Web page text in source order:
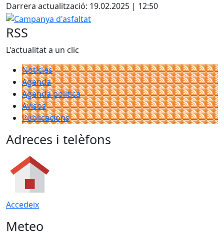
Darrera actualització: 19.02.2025 | 12:50
Campanya d'asfaltat
RSS
L'actualitat a un clic
Notícies
Agenda
Agenda política
Avisos
Publicacions
Adreces i telèfons
Accedeix
Meteo